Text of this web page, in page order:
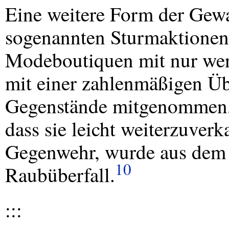
Eine weitere Form der
sogenannten
Modeboutiquen mit nur
mit einer zahlenmäßigen
Gegenstände
dass sie leicht
Gegenwehr, wurde aus
Raubüberfall.10
:::